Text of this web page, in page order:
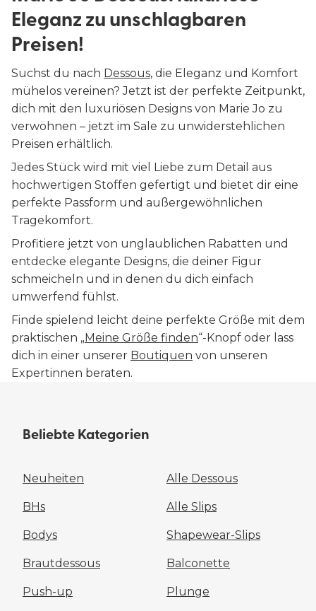
Eleganz zu unschlagbaren
Preisen!
Suchst du nach Dessous, die Eleganz und Komfort
mühelos vereinen? Jetzt ist der perfekte Zeitpunkt,
dich mit den luxuriösen Designs von Marie Jo zu
verwöhnen – jetzt im Sale zu unwiderstehlichen
Preisen erhältlich.
Jedes Stück wird mit viel Liebe zum Detail aus
hochwertigen Stoffen gefertigt und bietet dir eine
perfekte Passform und außergewöhnlichen
Tragekomfort.
Profitiere jetzt von unglaublichen Rabatten und
entdecke elegante Designs, die deiner Figur
schmeicheln und in denen du dich einfach
umwerfend fühlst.
Finde spielend leicht deine perfekte Größe mit dem
praktischen „Meine Größe finden“-Knopf oder lass
dich in einer unserer Boutiquen von unseren
Expertinnen beraten.
Beliebte Kategorien
Neuheiten Alle Dessous
BHs Alle Slips
Bodys Shapewear-Slips
Brautdessous Balconette
Push-up Plunge